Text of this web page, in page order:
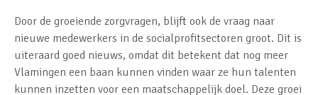
Door de groeiende zorgvragen, blijft ook de vraag naar
nieuwe medewerkers in de socialprofitsectoren groot. Dit is
uiteraard goed nieuws, omdat dit betekent dat nog meer
Vlamingen een baan kunnen vinden waar ze hun talenten
kunnen inzetten voor een maatschappelijk doel. Deze groei